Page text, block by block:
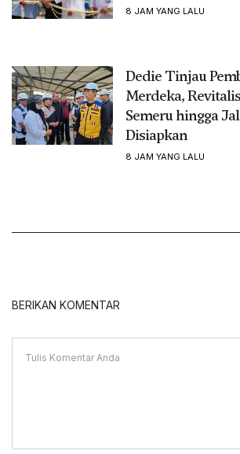
8 JAM YANG LALU
Dedie Tinjau
Merdeka,
Semeru hingga
Disiapkan
8 JAM YANG LALU
BERIKAN KOMENTAR